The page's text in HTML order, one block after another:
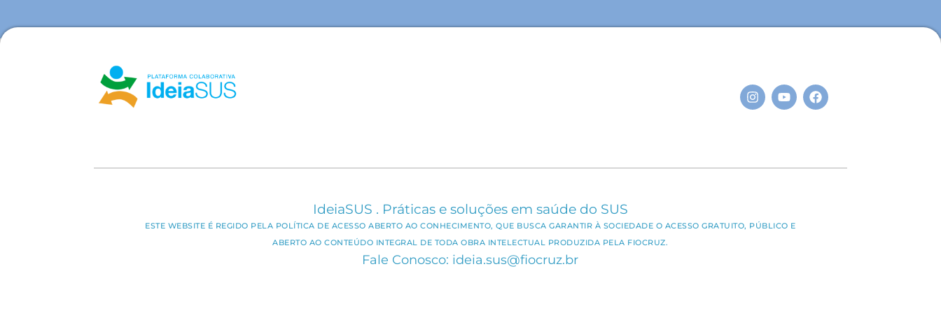
IdeiaSUS . Práticas e soluções em saúde do SUS
ESTE WEBSITE É REGIDO PELA POLÍTICA DE ACESSO ABERTO AO CONHECIMENTO, QUE BUSCA GARANTIR À SOCIEDADE O ACESSO GRATUITO, PÚBLICO E
ABERTO AO CONTEÚDO INTEGRAL DE TODA OBRA INTELECTUAL PRODUZIDA PELA FIOCRUZ.
Fale Conosco: ideia.sus@fiocruz.br